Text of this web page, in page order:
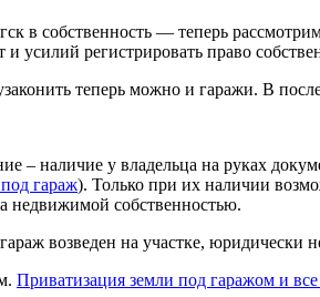
в собственность — теперь
и усилий регистрировать право
теперь можно и гаражи. В
– наличие у владельца на руках
гараж). Только при их наличии
недвижимой собственностью.
возведен на участке, юридически
Приватизация земли под гаражом и